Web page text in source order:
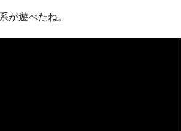
が遊べたね。